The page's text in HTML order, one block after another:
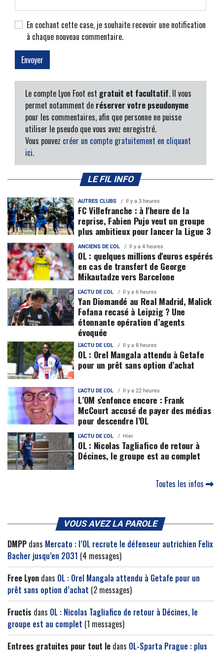
En cochant cette case, je souhaite recevoir une notification
à chaque nouveau commentaire.
Le compte Lyon Foot est gratuit et facultatif. Il vous
permet notamment de réserver votre pseudonyme
pour les commentaires, afin que personne ne puisse
utiliser le pseudo que vous avez enregistré.
Vous pouvez créer un compte gratuitement en cliquant
ici.
LE FIL INFO
AUTRES CLUBS Il y a 3 heures
FC Villefranche : à l'heure de la
reprise, Fabien Pujo veut un groupe
plus ambitieux pour lancer la Ligue 3
ANCIENS DE L'OL Il y a 4 heures
OL : quelques millions d'euros espérés
en cas de transfert de George
Mikautadze vers Barcelone
L'ACTU DE L'OL Il y a 6 heures
Yan Diomandé au Real Madrid, Malick
Fofana recasé à Leipzig ? Une
étonnante opération d’agents
évoquée
L'ACTU DE L'OL Il y a 8 heures
OL : Orel Mangala attendu à Getafe
pour un prêt sans option d’achat
L'ACTU DE L'OL Il y a 22 heures
L’OM s’enfonce encore : Frank
McCourt accusé de payer des médias
pour descendre l’OL
L'ACTU DE L'OL Hier
OL : Nicolas Tagliafico de retour à
Décines, le groupe est au complet
Toutes les infos
VOUS AVEZ LA PAROLE
DMPP dans Mercato : l’OL recrute le défenseur autrichien Felix
Bacher jusqu’en 2031 (4 messages)
Free Lyon dans OL : Orel Mangala attendu à Getafe pour un
prêt sans option d’achat (2 messages)
Fructis dans OL : Nicolas Tagliafico de retour à Décines, le
groupe est au complet (1 messages)
Entrees gratuites pour tout le dans OL-Sparta Prague : plus